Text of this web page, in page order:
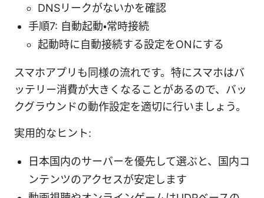
DNSリークがないかを確認
手順7: 自動起動・常時接続
起動時に自動接続する設定をONにする
スマホアプリも同様の流れです。特にスマホはバ
ッテリー消費が大きくなることがあるので、バッ
クグラウンドの動作設定を適切に行いましょう。
実用的なヒント:
日本国内のサーバーを優先して選ぶと、国内コ
ンテンツのアクセスが安定します